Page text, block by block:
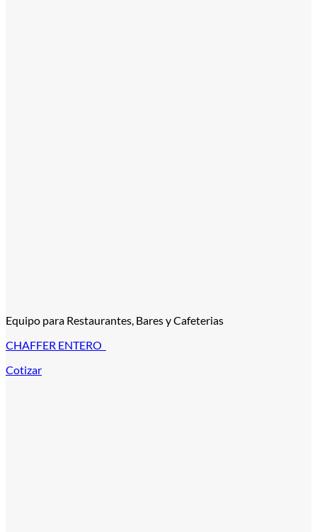
Equipo para Restaurantes, Bares y Cafeterias
CHAFFER ENTERO
Cotizar